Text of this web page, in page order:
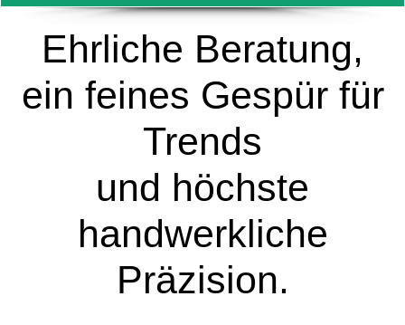
Ehrliche Beratung,
ein feines Gespür für
Trends
und höchste
handwerkliche
Präzision.